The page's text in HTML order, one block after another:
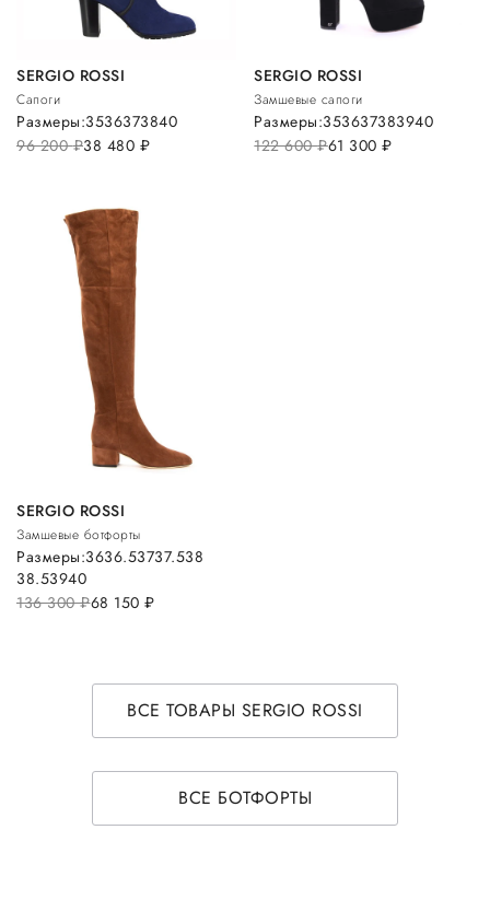
SERGIO ROSSI
Сапоги
96 200руб.38 480 руб.
Размеры:3536373840
SERGIO ROSSI
Замшевые сапоги
122 600руб.61 300руб.
Размеры:353637383940
SERGIO ROSSI
Замшевые ботфорты
136 300руб.68 150 руб.
Размеры:3636.53737.538
38.53940
ВСЕ ТОВАРЫ SERGIO ROSSI
ВСЕ БОТФОРТЫ